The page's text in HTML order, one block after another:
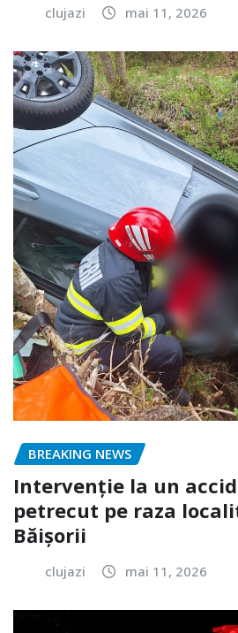
clujazi mai 11, 2026
BREAKING NEWS
Intervenție la un
petrecut pe raza
Băișorii
clujazi mai 11, 2026